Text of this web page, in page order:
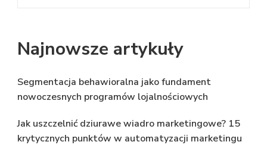
Najnowsze artykuły
Segmentacja behawioralna jako fundament
nowoczesnych programów lojalnościowych
Jak uszczelnić dziurawe wiadro marketingowe? 15
krytycznych punktów w automatyzacji marketingu